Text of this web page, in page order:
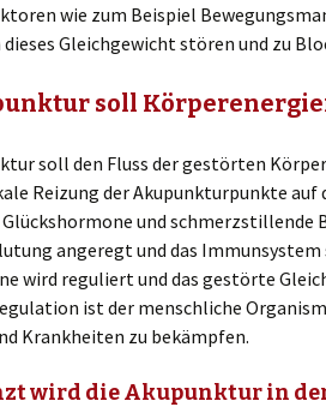
wie zum Beispiel
Gleichgewicht stören und zu
soll
soll den Fluss der gestörten
Reizung der Akupunkturpunkte
Glückshormone und
angeregt und das
wird reguliert und das gestörte
ist der menschliche
Krankheiten zu bekämpfen.
wird die Akupunktur in